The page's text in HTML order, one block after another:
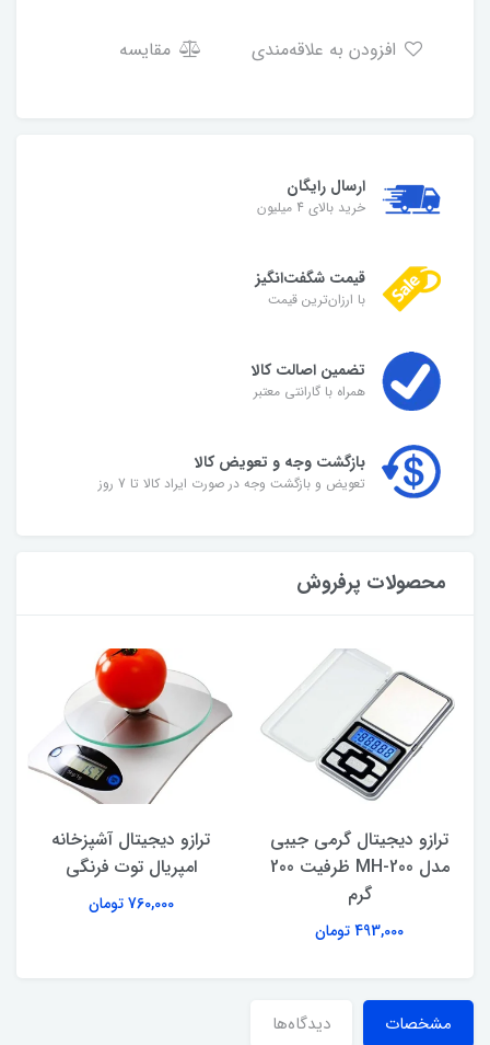
مقایسه
ارسال رایگان
خرید بالای 4 میلیون
قیمت شگفت‌انگیز
با ارزان‌ترین قیمت
تضمین اصالت کالا
همراه با گارانتی معتبر
بازگشت وجه و تعویض کالا
تعویض و بازگشت وجه در صورت ایراد کالا تا 7 روز
محصولات پرفروش
ترازو دیجیتال گرمی جیبی
مدل MH-200 ظرفیت 200
گرم
493,000 تومان
ترازو دیجیتال آشپزخانه
امپریال توت فرنگی
760,000 تومان
مشخصات دیدگاه‌ها